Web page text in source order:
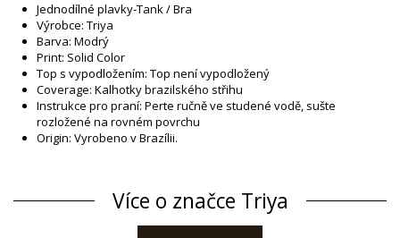
Jednodílné plavky-Tank / Bra
Výrobce: Triya
Barva: Modrý
Print: Solid Color
Top s vypodložením: Top není vypodložený
Coverage: Kalhotky brazilského střihu
Instrukce pro praní: Perte ručně ve studené vodě, sušte
rozložené na rovném povrchu
Origin: Vyrobeno v Brazílii.
Složení
Složení: 84% Polyamide, 16% Elastane
Podšívka: 88% Polyamide, 12% Elastane
Více o značce Triya